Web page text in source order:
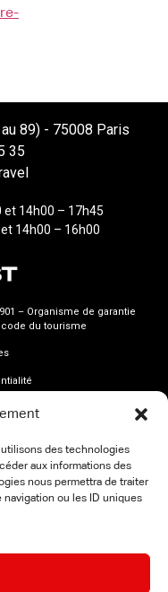
des technologies
aux informations des
nous permettra de traiter
ou les ID uniques
89) - 75008 Paris
35
et 14h00 – 17h45
14h00 – 16h00
– Organisme de garantie
du tourisme